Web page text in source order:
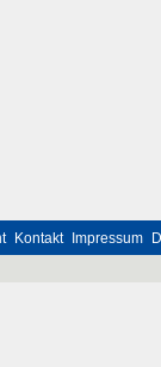
Kontakt Impressum